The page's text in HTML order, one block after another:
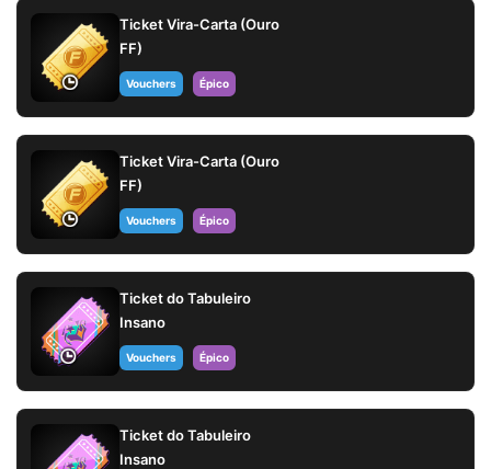
Ticket Vira-Carta (Ouro
FF)
Vouchers Épico
Ticket Vira-Carta (Ouro
FF)
Vouchers Épico
Ticket do Tabuleiro
Insano
Vouchers Épico
Ticket do Tabuleiro
Insano